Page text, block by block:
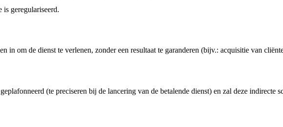
geregulariseerd.
om de dienst te verlenen, zonder een resultaat te garanderen (bijv.: acquisitie van
(te preciseren bij de lancering van de betalende dienst) en zal deze indirecte